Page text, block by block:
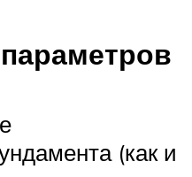
(как и